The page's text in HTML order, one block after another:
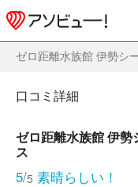
ゼロ距離水族館 伊勢シ
口コミ詳細
ゼロ距離水族館 伊勢
ス
5/5 素晴らしい！